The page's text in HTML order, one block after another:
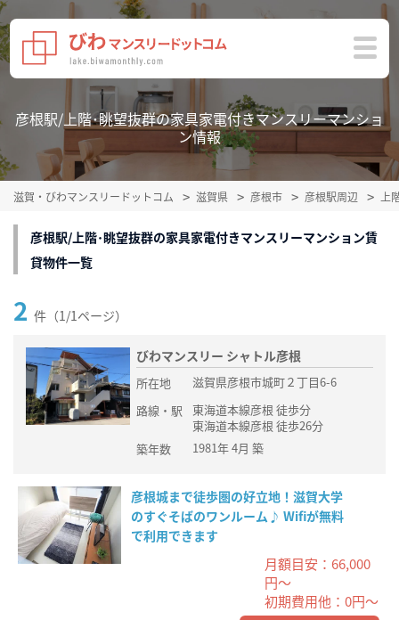
彦根駅/上階･眺望抜群の家具家電付きマンスリーマンショ
ン情報
滋賀・びわマンスリードットコム 滋賀県 彦根市 彦根駅周辺 上
彦根駅/上階･眺望抜群の家具家電付きマンスリーマンション賃
貸物件一覧
2 件（1/1ページ）
びわマンスリー シャトル彦根
所在地
滋賀県彦根市城町２丁目6-6
路線・駅
東海道本線彦根 徒歩分
東海道本線彦根 徒歩26分
築年数
1981年 4月 築
彦根城まで徒歩圏の好立地！滋賀大学
のすぐそばのワンルーム♪ Wifiが無料
で利用できます
月額目安：66,000
円～
初期費用他：0円～